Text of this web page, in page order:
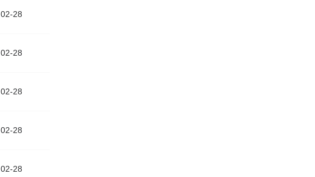
02-28
02-28
02-28
02-28
02-28